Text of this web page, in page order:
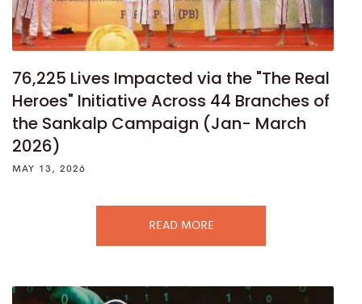
76,225 Lives Impacted via the "The Real
Heroes" Initiative Across 44 Branches of
the Sankalp Campaign (Jan- March
2026)
MAY 13, 2026
READ MORE